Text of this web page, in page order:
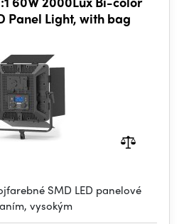
Panel Light, with bag
SMD LED panelové
vysokým